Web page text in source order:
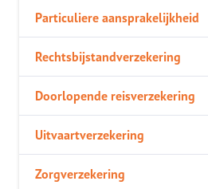
Particuliere aansprakelijkheid
Rechtsbijstandverzekering
Doorlopende reisverzekering
Uitvaartverzekering
Zorgverzekering